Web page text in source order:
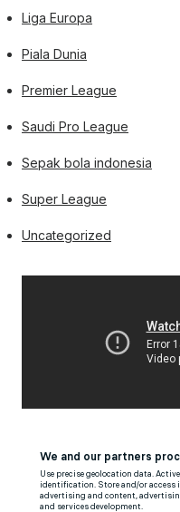
Liga Europa
Piala Dunia
Premier League
Saudi Pro League
Sepak bola indonesia
Super League
Uncategorized